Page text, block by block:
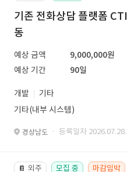
기존 전화상담 플랫폼
동
예상 금액
9,000,000원
예상 기간
90일
개발
기타
기타(내부 시스템)
경상남도 · 등록일자 2026.07.28.
📔 외주 모집 중 마감임박